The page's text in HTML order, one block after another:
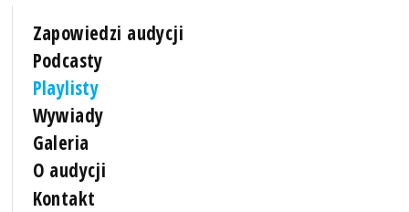
Zapowiedzi audycji
Podcasty
Playlisty
Wywiady
Galeria
O audycji
Kontakt